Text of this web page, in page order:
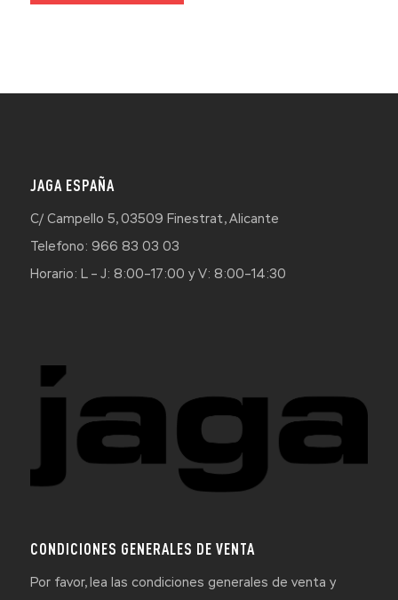
JAGA ESPAÑA
C/ Campello 5, 03509 Finestrat, Alicante
Telefono: 966 83 03 03
Horario: L – J: 8:00–17:00 y V: 8:00–14:30
CONDICIONES GENERALES DE VENTA
Por favor, lea las condiciones generales de venta y